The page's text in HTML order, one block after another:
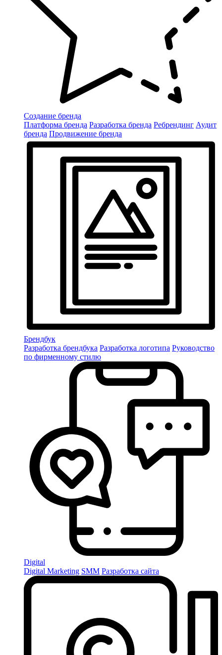
Создание бренда
Платформа бренда Разработка бренда Ребрендинг Аудит
бренда Продвижение бренда
Брендбук
Разработка брендбука Разработка логотипа Руководство
по фирменному стилю
Digital
Digital Marketing SMM Разработка сайта